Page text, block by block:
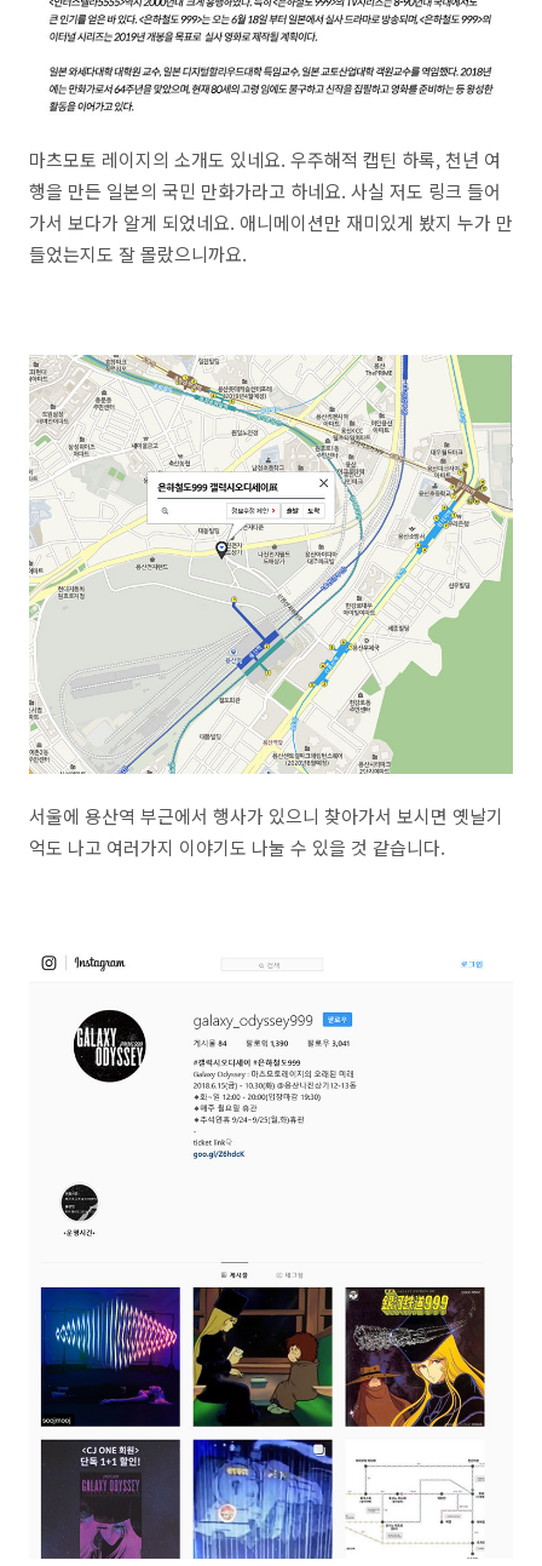
마츠모토 레이지의 소개도 있네요. 우주해적 캡틴 하록, 천년 여
행을 만든 일본의 국민 만화가라고 하네요. 사실 저도 링크 들어
가서 보다가 알게 되었네요. 애니메이션만 재미있게 봤지 누가 만
들었는지도 잘 몰랐으니까요.
서울에 용산역 부근에서 행사가 있으니 찾아가서 보시면 옛날기
억도 나고 여러가지 이야기도 나눌 수 있을 것 같습니다.